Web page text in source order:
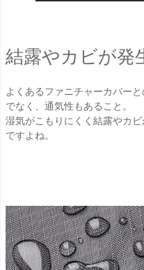
結露やカビが発
よくあるファニチャーカバー
でなく、通気性もあること。
湿気がこもりにくく結露やカ
ですよね。